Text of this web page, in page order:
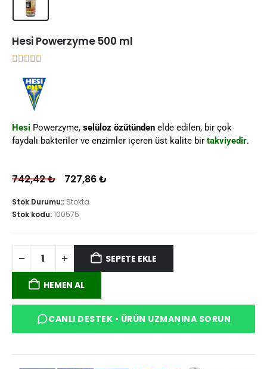
Hesi Powerzyme 500 ml
Hesi Powerzyme, selüloz özütünden elde edilen, bir çok
faydalı bakteriler ve enzimler içeren üst kalite bir takviyedir.
742,42₺ 727,86₺
Stok Durumu:: Stokta
Stok kodu:100575
SEPETE EKLE
HEMEN AL
CANLI DESTEK • ÜRÜN UZMANINA SORUN